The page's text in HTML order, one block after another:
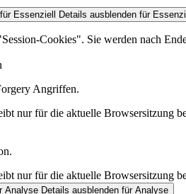
für Essenziell Details ausblenden für
Cookies". Sie werden nach
Angriffen.
nur für die aktuelle Browsersitzung
nur für die aktuelle Browsersitzung
Analyse Details ausblenden für Analyse